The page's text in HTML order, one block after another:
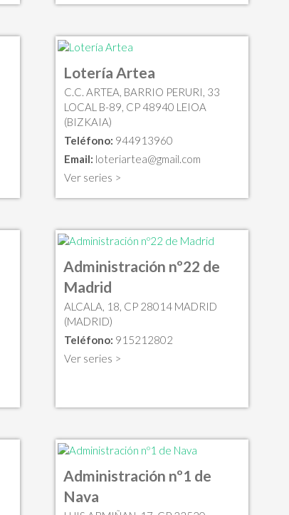
Lotería Artea
C.C. ARTEA, BARRIO PERURI, 33
LOCAL B-89, CP 48940 LEIOA
(BIZKAIA)
Teléfono: 944913960
Email: loteriartea@gmail.com
Ver series >
Administración nº22 de
Madrid
ALCALA, 18, CP 28014 MADRID
(MADRID)
Teléfono: 915212802
Ver series >
Administración nº1 de
Nava